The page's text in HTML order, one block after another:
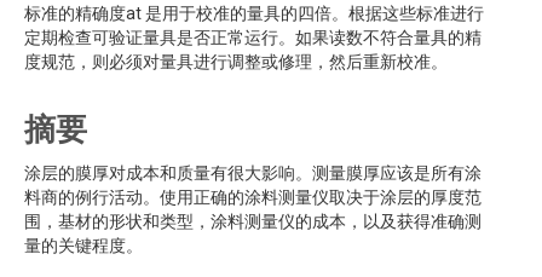
标准的精确度at 是用于校准的量具的四倍。根据这些标准进行
定期检查可验证量具是否正常运行。如果读数不符合量具的精
度规范，则必须对量具进行调整或修理，然后重新校准。
摘要
涂层的膜厚对成本和质量有很大影响。测量膜厚应该是所有涂
料商的例行活动。使用正确的涂料测量仪取决于涂层的厚度范
围，基材的形状和类型，涂料测量仪的成本，以及获得准确测
量的关键程度。